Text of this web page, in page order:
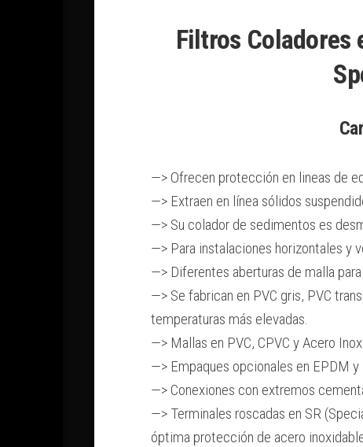
Filtros Coladores
—> Ofrecen protección en lineas de
—> Extraen en línea sólidos
—> Su colador de sedimentos es
—> Para instalaciones horizontales y
—> Diferentes aberturas de malla
—> Se fabrican en PVC gris, PVC
temperaturas más elevadas.
—> Mallas en PVC, CPVC y Acero
—> Empaques opcionales en EPDM
—> Conexiones con extremos
—> Terminales roscadas en SR
óptima protección de acero